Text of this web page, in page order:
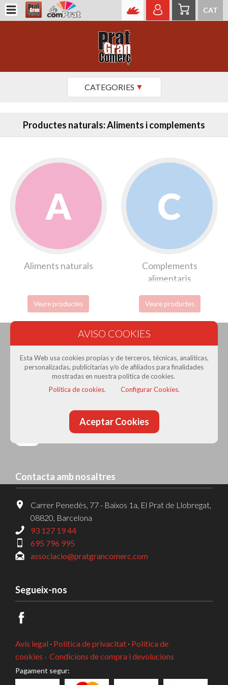
CAT
CATEGORIES
Productes naturals: Aliments i complements
A
Aliments naturals
Veure productes
C
Complements
alimentaris
Veure productes
Prat Gran Comerç · Associació de Comerciants del Prat
de Llobregat
Con la colaboración de:
Contacta amb nosaltres
Carrer Penedès, 77 - Baixos 1a, El Prat de Llobregat,
08820, Barcelona
93 127 19 44
695 796 995
associacio@pratgrancomerc.com
Segueix-nos
Avís legal · Política de privacitat · Política de
cookies · Condicions de compra i devolucions
Pagament segur:
Esta Web usa cookies propias y de terceros, técnicas, analíticas,
personalizadas, publicitarias y/o de afiliados para finalidades
mostradas en nuestra política de cookies.
Política de cookies.
Configurar Cookies.
Aceptar Cookies